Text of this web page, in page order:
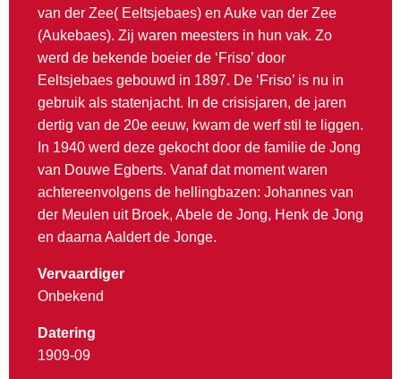
van der Zee( Eeltsjebaes) en Auke van der Zee
(Aukebaes). Zij waren meesters in hun vak. Zo
werd de bekende boeier de ‘Friso’ door
Eeltsjebaes gebouwd in 1897. De ‘Friso’ is nu in
gebruik als statenjacht. In de crisisjaren, de jaren
dertig van de 20e eeuw, kwam de werf stil te liggen.
In 1940 werd deze gekocht door de familie de Jong
van Douwe Egberts. Vanaf dat moment waren
achtereenvolgens de hellingbazen: Johannes van
der Meulen uit Broek, Abele de Jong, Henk de Jong
en daarna Aaldert de Jonge.
Vervaardiger
Onbekend
Datering
1909-09